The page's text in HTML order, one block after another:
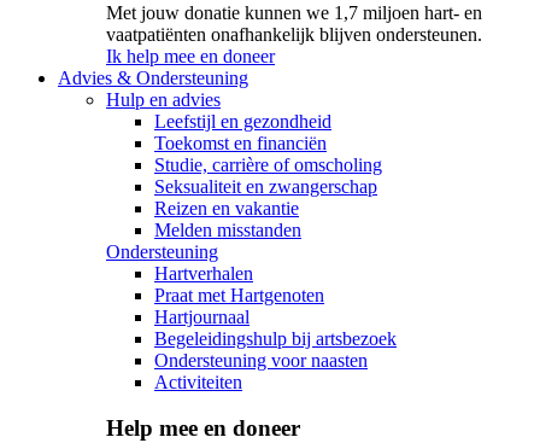
Met jouw donatie kunnen we 1,7 miljoen hart- en
vaatpatiënten onafhankelijk blijven ondersteunen.
Ik help mee en doneer
Advies & Ondersteuning
Hulp en advies
Leefstijl en gezondheid
Toekomst en financiën
Studie, carrière of omscholing
Seksualiteit en zwangerschap
Reizen en vakantie
Melden misstanden
Ondersteuning
Hartverhalen
Praat met Hartgenoten
Hartjournaal
Begeleidingshulp bij artsbezoek
Ondersteuning voor naasten
Activiteiten
Help mee en doneer